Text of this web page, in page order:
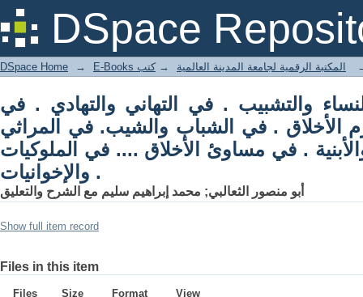
DSpace
. في الربيع وآثاره . في مكارم الأخلاق
والأبنية . في مساوئ الأخلاق .... في
الملوكيات والإخوانيات .
DSpace Home → E-Books المكتبة الرقمية لجامعة المدينة العالمية → كتب
والتشبيب . في التهاني والتهادي . في
الأخلاق . في الشباب والشيب. في المراثي
. في مساوئ الأخلاق .... في الملوكيات
والإخوانيات .
أبو منصور الثعالبي; محمد إبراهيم سليم مع الشرح والتعليق
Show full item record
Files in this item
Files Size Format
View